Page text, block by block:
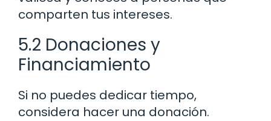
comparten tus intereses.
5.2 Donaciones y
Financiamiento
Si no puedes dedicar tiempo,
considera hacer una donación.